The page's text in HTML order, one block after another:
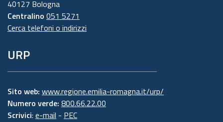
40127 Bologna
Centralino 051 5271
Cerca telefoni o indirizzi
URP
Sito web: www.regione.emilia-romagna.it/urp/
Numero verde: 800.66.22.00
Scrivici: e-mail - PEC